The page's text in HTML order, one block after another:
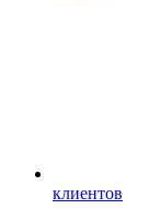
клиентов